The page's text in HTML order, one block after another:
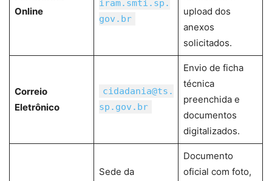
Online
iram.smti.sp.
gov.br
upload dos
anexos
solicitados.
Correio
Eletrônico
cidadania@ts.
sp.gov.br
Envio de ficha
técnica
preenchida e
documentos
digitalizados.
Sede da
Documento
oficial com foto,